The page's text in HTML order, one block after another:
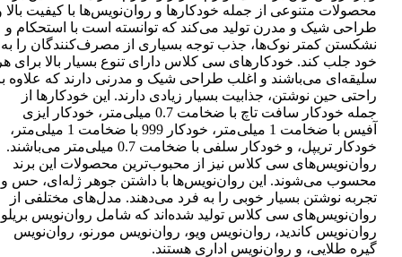
محصولات متنوعی از جمله خودکارها و روان‌نویس‌ها با کیفیت بالا
طراحی شیک و مدرن تولید می‌کند که توانسته است با استحکام و
نشکستن کمتر نوک‌ها، جذب توجه بسیاری از مصرف‌کنندگان را به
خود جلب کند. خودکارهای سی کلاس دارای تنوع بسیار بالا برای
سلیقه‌ای می‌باشند و اغلب طراحی شیک و مدرنی دارند که علاوه
راحتی حین نوشتن، جذابیت بسیار زیادی دارند. این خودکارها از
جمله خودکار سافت تاچ با ضخامت 0.7 میلی‌متر، خودکار ایزی
آفیس با ضخامت 1 میلی‌متر، خودکار 999 با ضخامت 1 میلی‌متر،
خودکار تریپل، و خودکار سلفی با ضخامت 0.7 میلی‌متر می‌باشند.
روان‌نویس‌های سی کلاس نیز از محبوب‌ترین محصولات این برند
محسوب می‌شوند. این روان‌نویس‌ها با داشتن جوهر ژله‌ای، حس و
تجربه نوشتن بسیار خوبی را به فرد می‌دهند. مدل‌های مختلفی از
روان‌نویس‌های سی کلاس تولید شده‌اند که شامل روان‌نویس
روان‌نویس کاندید، روان‌نویس ویو، روان‌نویس مورنو، روان‌نویس
گیره طلایی، و روان‌نویس اداری هستند.